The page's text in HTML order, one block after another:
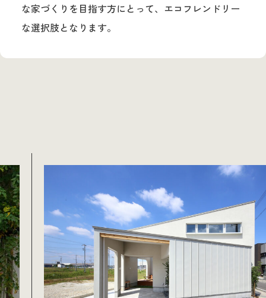
な家づくりを目指す方にとって、エコフレンドリー
な選択肢となります。